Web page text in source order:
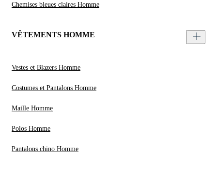
Chemises bleues claires Homme
VÊTEMENTS HOMME
Vestes et Blazers Homme
Costumes et Pantalons Homme
Maille Homme
Polos Homme
Pantalons chino Homme